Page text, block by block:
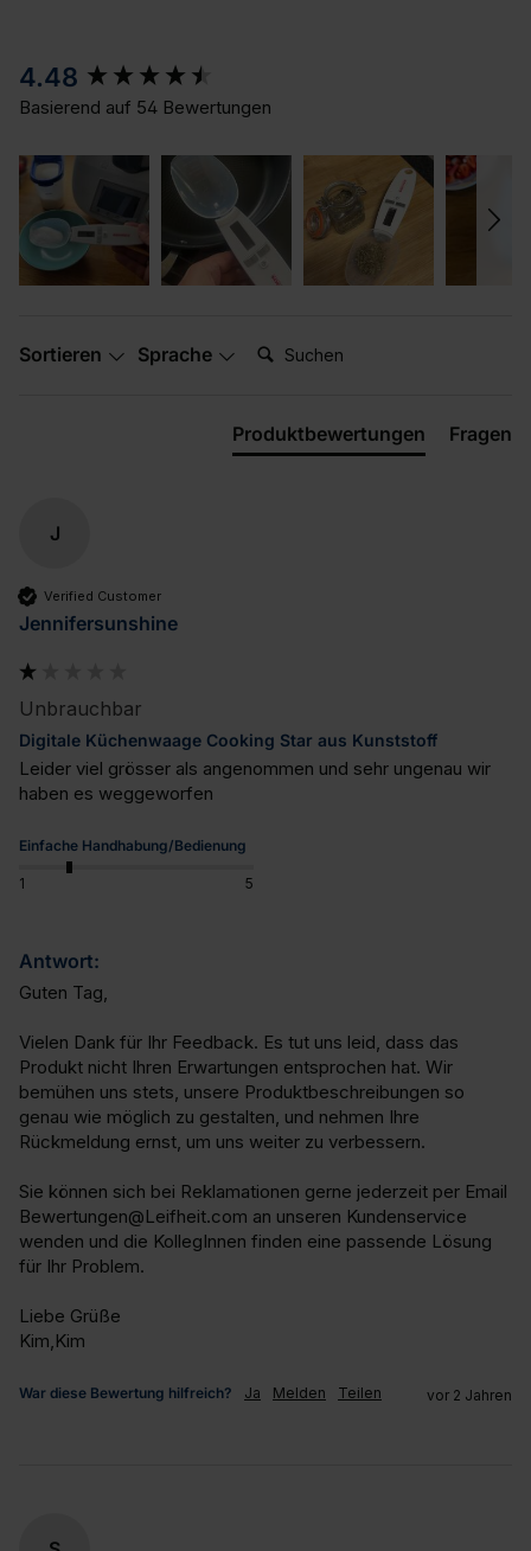
4.48
Basierend auf 54 Bewertungen
Sortieren Sprache Suchen:
Produktbewertungen Fragen
J
Verified Customer
Jennifersunshine
Unbrauchbar
Digitale Küchenwaage Cooking Star aus Kunststoff
Leider viel grösser als angenommen und sehr ungenau wir
haben es weggeworfen
Einfache Handhabung/Bedienung
1 5
Antwort:
Guten Tag,
Vielen Dank für Ihr Feedback. Es tut uns leid, dass das
Produkt nicht Ihren Erwartungen entsprochen hat. Wir
bemühen uns stets, unsere Produktbeschreibungen so
genau wie möglich zu gestalten, und nehmen Ihre
Rückmeldung ernst, um uns weiter zu verbessern.
Sie können sich bei Reklamationen gerne jederzeit per Email
Bewertungen@Leifheit.com an unseren Kundenservice
wenden und die KollegInnen finden eine passende Lösung
für Ihr Problem.
Liebe Grüße
Kim,Kim
War diese Bewertung hilfreich? Ja Melden Teilen vor 2 Jahren
New content loaded